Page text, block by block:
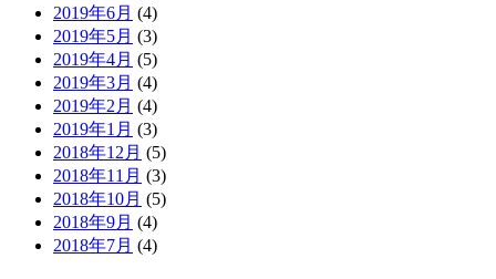
2019年6月 (4)
2019年5月 (3)
2019年4月 (5)
2019年3月 (4)
2019年2月 (4)
2019年1月 (3)
2018年12月 (5)
2018年11月 (3)
2018年10月 (5)
2018年9月 (4)
2018年7月 (4)